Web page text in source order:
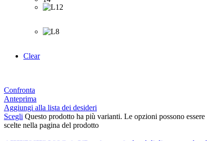
Clear
Confronta
Anteprima
Aggiungi alla lista dei desideri
Scegli Questo prodotto ha più varianti. Le opzioni possono essere
scelte nella pagina del prodotto